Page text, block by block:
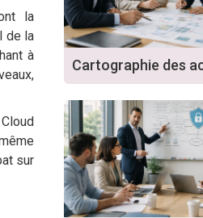
la
de la
à
sur
Cartographie des